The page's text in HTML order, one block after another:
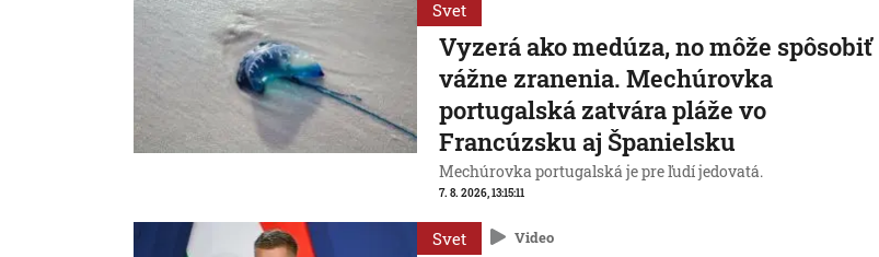
Svet
Vyzerá ako medúza, no môže spôsobiť
vážne zranenia. Mechúrovka
portugalská zatvára pláže vo
Francúzsku aj Španielsku
Mechúrovka portugalská je pre ľudí jedovatá.
7. 8. 2026, 13:15:11
Svet Video